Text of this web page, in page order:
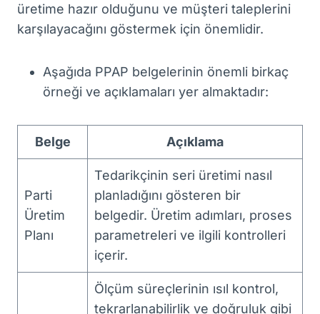
üretime hazır olduğunu ve müşteri taleplerini
karşılayacağını göstermek için önemlidir.
Aşağıda PPAP belgelerinin önemli birkaç
örneği ve açıklamaları yer almaktadır:
Belge Açıklama
Parti
Üretim
Planı
Tedarikçinin seri üretimi nasıl
planladığını gösteren bir
belgedir. Üretim adımları, proses
parametreleri ve ilgili kontrolleri
içerir.
Ölçüm süreçlerinin ısıl kontrol,
tekrarlanabilirlik ve doğruluk gibi